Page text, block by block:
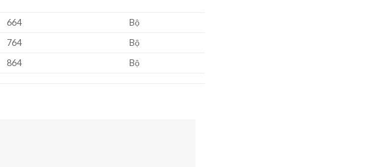
664
Bộ
764
Bộ
864 Bộ